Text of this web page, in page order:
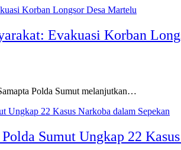
Evakuasi Korban
Polda Sumut melanjutkan…
Sumut Ungkap 22